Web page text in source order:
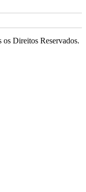
os Direitos Reservados.